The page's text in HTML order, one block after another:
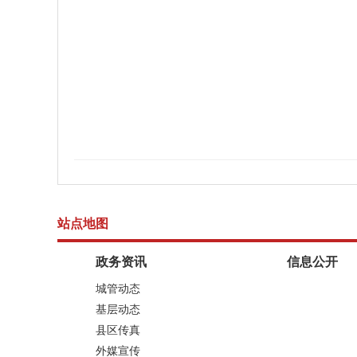
站点地图
政务资讯
城管动态
基层动态
县区传真
外媒宣传
信息公开